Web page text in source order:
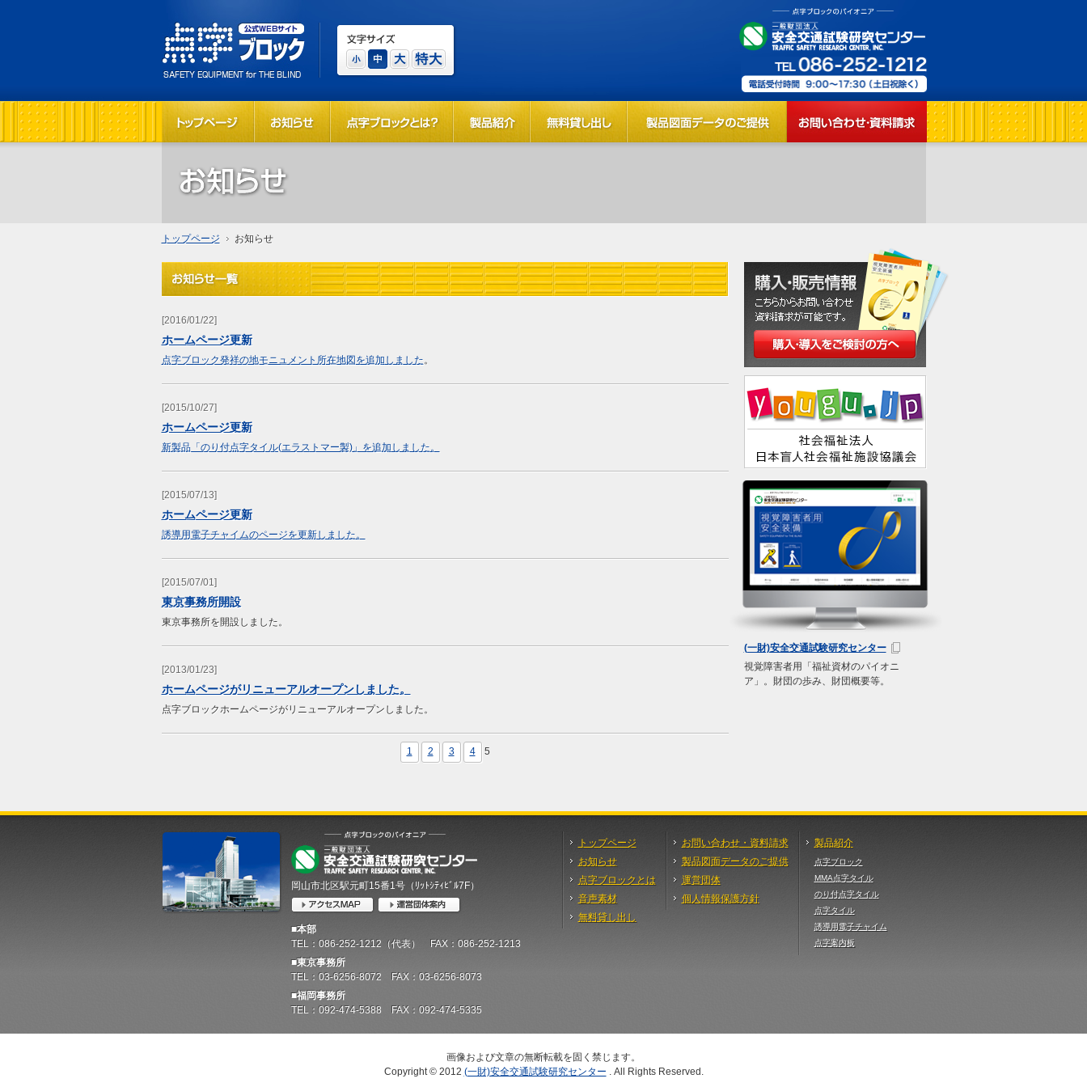
トップページ お知らせ
[2016/01/22]
ホームページ更新
点字ブロック発祥の地モニュメント所在地図を追加しました。
[2015/10/27]
ホームページ更新
新製品「のり付点字タイル(エラストマー製)」を追加しました。
[2015/07/13]
ホームページ更新
誘導用電子チャイムのページを更新しました。
[2015/07/01]
東京事務所開設
東京事務所を開設しました。
[2013/01/23]
ホームページがリニューアルオープンしました。
点字ブロックホームページがリニューアルオープンしました。
1 2 3 4 5
(一財)安全交通試験研究センター
視覚障害者用「福祉資材のパイオニ
ア」。財団の歩み、財団概要等。
岡山市北区駅元町15番1号（ﾘｯﾄｼﾃｨﾋﾞﾙ7F）
■本部
TEL：086-252-1212（代表） FAX：086-252-1213
■東京事務所
TEL：03-6256-8072 FAX：03-6256-8073
■福岡事務所
TEL：092-474-5388 FAX：092-474-5335
トップページ
お知らせ
点字ブロックとは
音声素材
無料貸し出し
お問い合わせ・資料請求
製品図面データのご提供
運営団体
個人情報保護方針
製品紹介
点字ブロック
MMA点字タイル
のり付点字タイル
点字タイル
誘導用電子チャイム
点字案内板
画像および文章の無断転載を固く禁じます。
Copyright © 2012 (一財)安全交通試験研究センター . All Rights Reserved.